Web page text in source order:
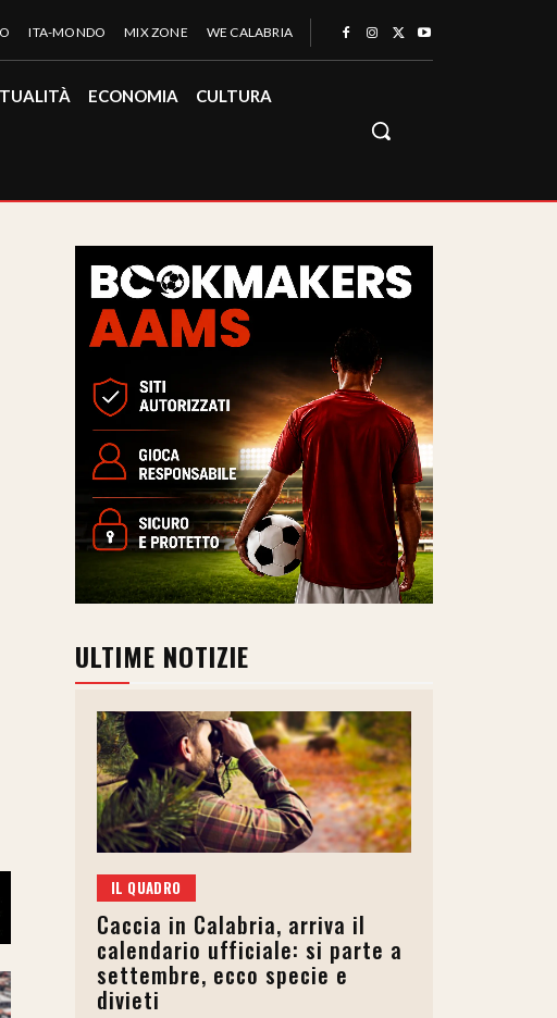
ITA-MONDO MIX ZONE WE CALABRIA
ECONOMIA CULTURA
ULTIME NOTIZIE
IL QUADRO
Caccia in Calabria, arriva il
calendario ufficiale: si parte a
settembre, ecco specie e
divieti